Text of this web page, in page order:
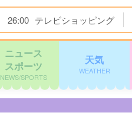
26:00 テレビショッピング
ニュース
スポーツ
NEWS/SPORTS
天気
WEATHER